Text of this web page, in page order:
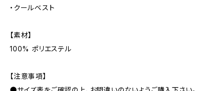
・クールベスト
【素材】
100% ポリエステル
【注意事項】